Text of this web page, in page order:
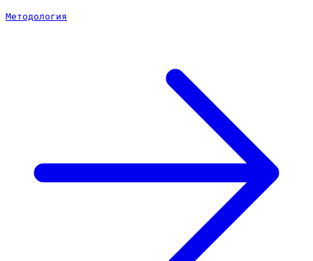
Методология